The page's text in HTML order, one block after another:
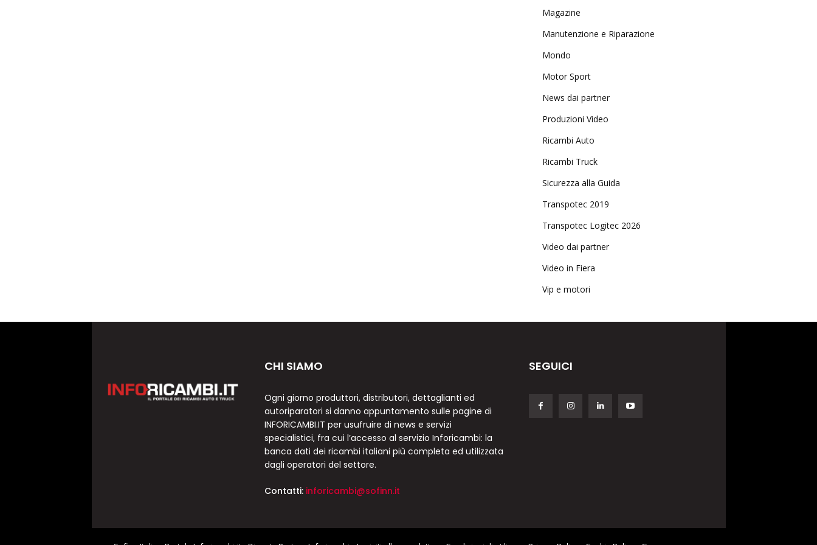
Magazine
Manutenzione e Riparazione
Mondo
Motor Sport
News dai partner
Produzioni Video
Ricambi Auto
Ricambi Truck
Sicurezza alla Guida
Transpotec 2019
Transpotec Logitec 2026
Video dai partner
Video in Fiera
Vip e motori
CHI SIAMO
Ogni giorno produttori, distributori, dettaglianti ed
autoriparatori si danno appuntamento sulle pagine di
INFORICAMBI.IT per usufruire di news e servizi
specialistici, fra cui l’accesso al servizio Inforicambi: la
banca dati dei ricambi italiani più completa ed utilizzata
dagli operatori del settore.
Contatti: inforicambi@sofinn.it
SEGUICI